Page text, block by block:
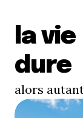
la
dure
alors